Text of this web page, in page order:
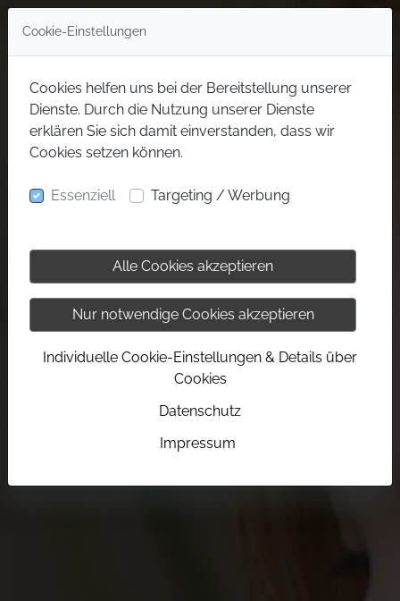
Cookie-Einstellungen
Cookies helfen uns bei der Bereitstellung unserer
Dienste. Durch die Nutzung unserer Dienste
erklären Sie sich damit einverstanden, dass wir
Cookies setzen können.
Essenziell Targeting / Werbung
Alle Cookies akzeptieren
Nur notwendige Cookies akzeptieren
Individuelle Cookie-Einstellungen & Details über
Cookies
Datenschutz
Impressum